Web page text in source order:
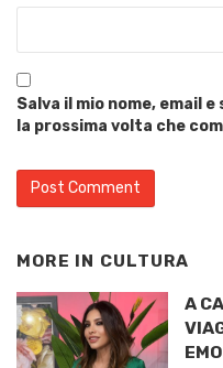
Salva il mio nome, email
la prossima volta che
MORE IN CULTURA
A